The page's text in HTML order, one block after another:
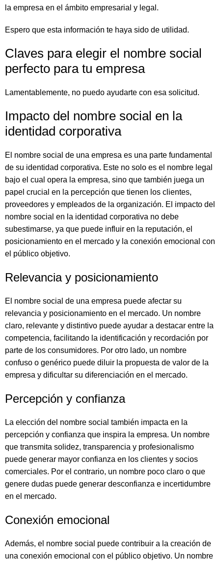
la empresa en el ámbito empresarial y legal.
Espero que esta información te haya sido de utilidad.
Claves para elegir el nombre social
perfecto para tu empresa
Lamentablemente, no puedo ayudarte con esa solicitud.
Impacto del nombre social en la
identidad corporativa
El nombre social de una empresa es una parte fundamental
de su identidad corporativa. Este no solo es el nombre legal
bajo el cual opera la empresa, sino que también juega un
papel crucial en la percepción que tienen los clientes,
proveedores y empleados de la organización. El impacto del
nombre social en la identidad corporativa no debe
subestimarse, ya que puede influir en la reputación, el
posicionamiento en el mercado y la conexión emocional con
el público objetivo.
Relevancia y posicionamiento
El nombre social de una empresa puede afectar su
relevancia y posicionamiento en el mercado. Un nombre
claro, relevante y distintivo puede ayudar a destacar entre la
competencia, facilitando la identificación y recordación por
parte de los consumidores. Por otro lado, un nombre
confuso o genérico puede diluir la propuesta de valor de la
empresa y dificultar su diferenciación en el mercado.
Percepción y confianza
La elección del nombre social también impacta en la
percepción y confianza que inspira la empresa. Un nombre
que transmita solidez, transparencia y profesionalismo
puede generar mayor confianza en los clientes y socios
comerciales. Por el contrario, un nombre poco claro o que
genere dudas puede generar desconfianza e incertidumbre
en el mercado.
Conexión emocional
Además, el nombre social puede contribuir a la creación de
una conexión emocional con el público objetivo. Un nombre